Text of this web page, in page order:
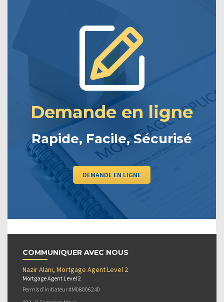
Demande en ligne
Rapide, Facile, Sécurisé
DEMANDE EN LIGNE
COMMUNIQUER AVEC NOUS
Nazir Alani, Mortgage Agent Level 2
Mortgage Agent Level 2
Permis d’initiateur #M08006240